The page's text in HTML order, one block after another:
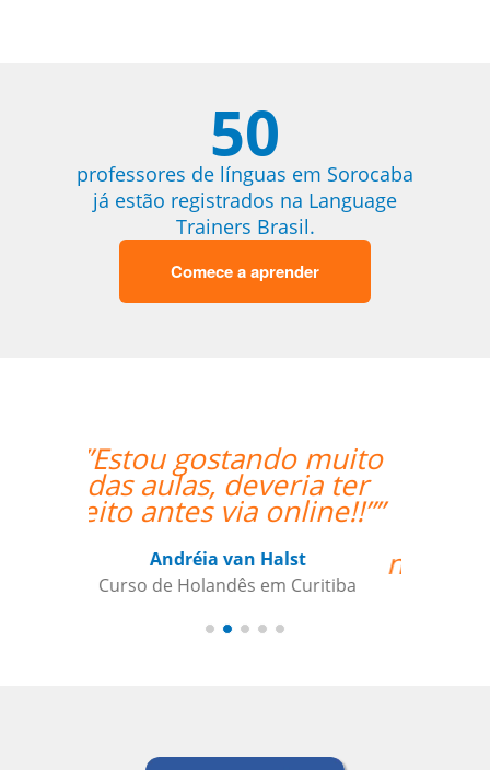
50
professores de línguas em Sorocaba
já estão registrados na Language
Trainers Brasil.
Comece a aprender
“”Considero a sua
empresa a ser
extremamente útil
necessidades da minha
filha de 12 anos que
está aprendendo
japonês. Eu